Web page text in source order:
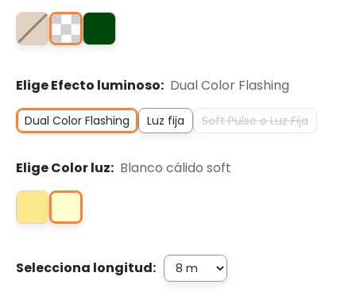
Elige Efecto luminoso: Dual Color Flashing
Dual Color Flashing Luz fija Soft Pulse o Luz Fija
Elige Color luz: Blanco cálido soft
Selecciona longitud: